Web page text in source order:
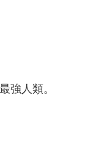
強人類。